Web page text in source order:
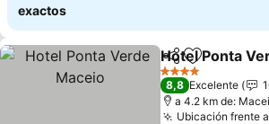
exactos
Compartir
Añadir a
Hotel Ponta
4 Estrellas
8,8 Excelente
a 4.2 km de:
Ubicación frente